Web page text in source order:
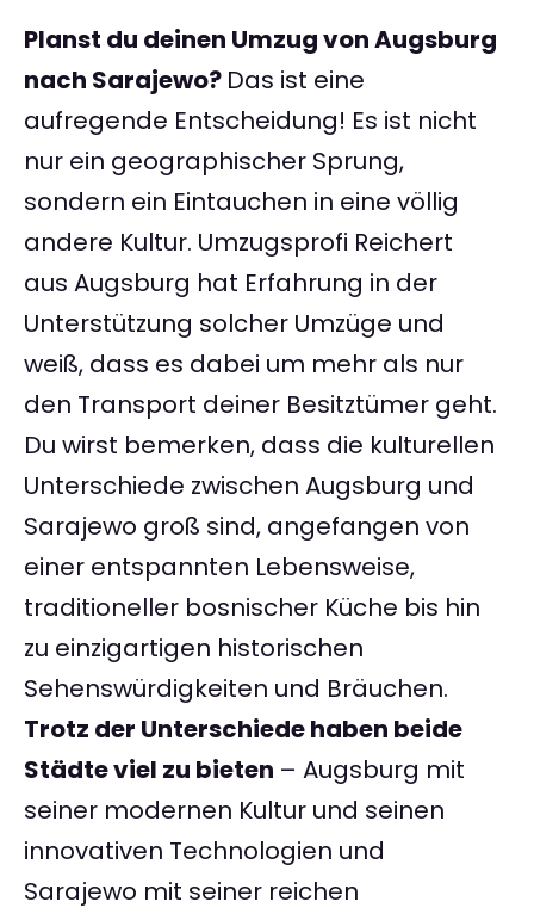
Planst du deinen Umzug von Augsburg
nach Sarajewo? Das ist eine
aufregende Entscheidung! Es ist nicht
nur ein geographischer Sprung,
sondern ein Eintauchen in eine völlig
andere Kultur. Umzugsprofi Reichert
aus Augsburg hat Erfahrung in der
Unterstützung solcher Umzüge und
weiß, dass es dabei um mehr als nur
den Transport deiner Besitztümer geht.
Du wirst bemerken, dass die kulturellen
Unterschiede zwischen Augsburg und
Sarajewo groß sind, angefangen von
einer entspannten Lebensweise,
traditioneller bosnischer Küche bis hin
zu einzigartigen historischen
Sehenswürdigkeiten und Bräuchen.
Trotz der Unterschiede haben beide
Städte viel zu bieten – Augsburg mit
seiner modernen Kultur und seinen
innovativen Technologien und
Sarajewo mit seiner reichen